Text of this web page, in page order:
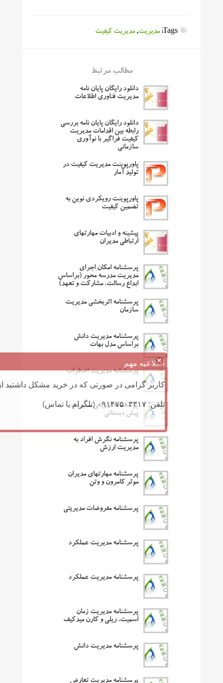
Tags: مدیریت,مدیریت کیفیت
مطالب مرتبط
دانلود رایگان پایان نامه
مدیریت فناوری اطلاعات
دانلود رایگان پایان نامه بررسی
رابطه بین اقدامات مدیریت
کیفیت فراگیر با نوآوری
سازمانی
پاورپوینت مدیریت کیفیت در
تولید آمار
پاورپوینت رویکردی نوین به
تضمین کیفیت
پیشینه و ادبیات مهارتهای
ارتباطی مدیران
پرسشنامه امکان اجرای
مدیریت مدرسه محور (براساس
ابداع رسالت، مشارکت و تعهد)
پرسشنامه اثربخشی مدیریت
سازمان
پرسشنامه مدیریت دانش
براساس مدل بهات
پرسشنامه مدیریت اضطراب
پرسشنامه ارزیابی مدیریت
پیش دبستانی
پرسشنامه نگرش افراد به
مدیریت ارزش
پرسشنامه مهارتهای مدیران
موثر کامرون و وتن
پرسشنامه مفروضات مدیریتی
پرسشنامه مدیریت عملکرد
پرسشنامه مدیریت عملکرد
پرسشنامه مدیریت زمان
اسمیت، ریلی و کارن میدکیف
پرسشنامه مدیریت دانش
پرسشنامه مدیریت تعارض
اطلاعیه مهم
کاربر گرامی در صورتی که در خرید مشکل داشتید
تلفن: ۰۹۱۴۷۵۰۳۳۱۷ (تلگرام یا تماس)